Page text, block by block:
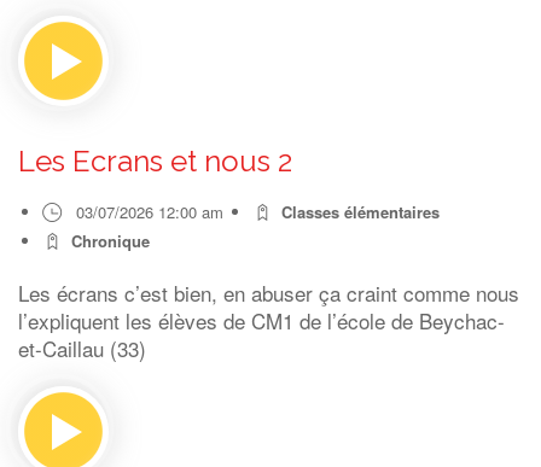
Les Ecrans et nous 2
03/07/2026 12:00 am
Classes élémentaires
Chronique
Les écrans c’est bien, en abuser ça craint comme nous
l’expliquent les élèves de CM1 de l’école de Beychac-
et-Caillau (33)